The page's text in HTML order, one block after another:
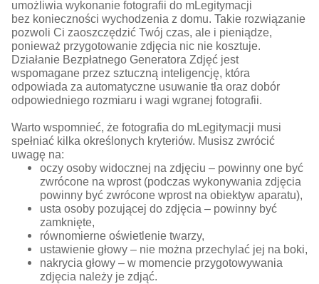
umożliwia wykonanie fotografii do mLegitymacji
bez konieczności wychodzenia z domu. Takie rozwiązanie
pozwoli Ci zaoszczędzić Twój czas, ale i pieniądze,
ponieważ przygotowanie zdjęcia nic nie kosztuje.
Działanie Bezpłatnego Generatora Zdjęć jest
wspomagane przez sztuczną inteligencję, która
odpowiada za automatyczne usuwanie tła oraz dobór
odpowiedniego rozmiaru i wagi wgranej fotografii.
Warto wspomnieć, że fotografia do mLegitymacji musi
spełniać kilka określonych kryteriów. Musisz zwrócić
uwagę na:
oczy osoby widocznej na zdjęciu ‒ powinny one być
zwrócone na wprost (podczas wykonywania zdjęcia
powinny być zwrócone wprost na obiektyw aparatu),
usta osoby pozującej do zdjęcia ‒ powinny być
zamknięte,
równomierne oświetlenie twarzy,
ustawienie głowy ‒ nie można przechylać jej na boki,
nakrycia głowy ‒ w momencie przygotowywania
zdjęcia należy je zdjąć.